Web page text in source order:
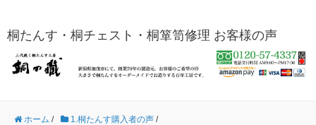
桐たんす・桐チェスト・桐箪笥修理 お客様の声
ホーム / 1.桐たんす購入者の声 /